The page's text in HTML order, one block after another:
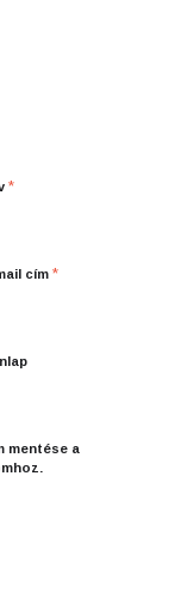
*
cím *
mentése a